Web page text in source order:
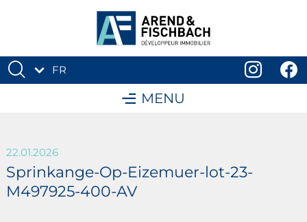
FR
MENU
22.01.2026
Sprinkange-Op-Eizemuer-lot-23-
M497925-400-AV